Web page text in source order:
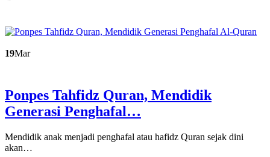
19Mar
Ponpes Tahfidz Quran, Mendidik
Generasi Penghafal…
Mendidik anak menjadi penghafal atau hafidz Quran sejak dini
akan…